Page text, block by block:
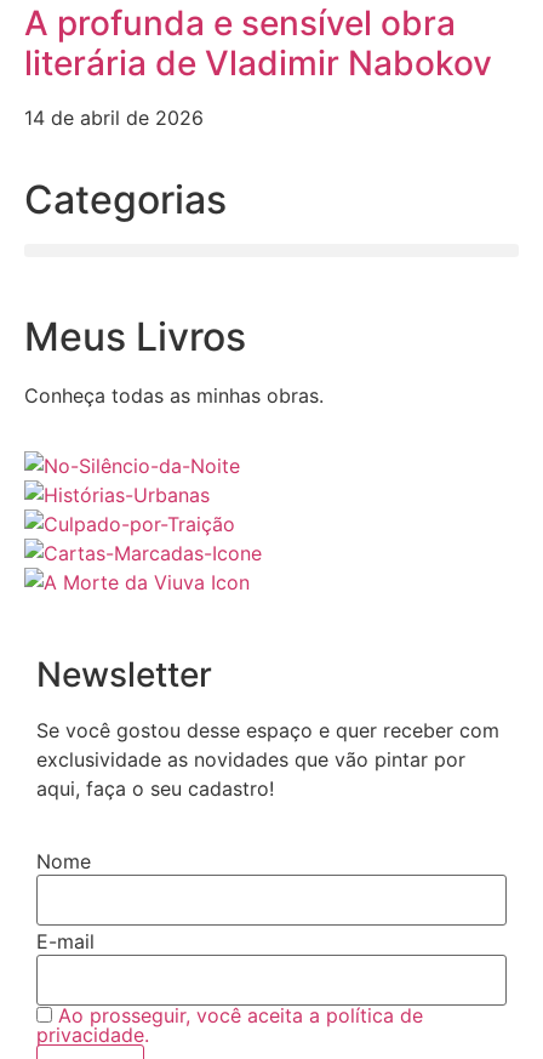
A profunda e sensível obra
literária de Vladimir Nabokov
14 de abril de 2026
Categorias
Meus Livros
Conheça todas as minhas obras.
Newsletter
Se você gostou desse espaço e quer receber com
exclusividade as novidades que vão pintar por
aqui, faça o seu cadastro!
Nome
E-mail
Ao prosseguir, você aceita a política de
privacidade.